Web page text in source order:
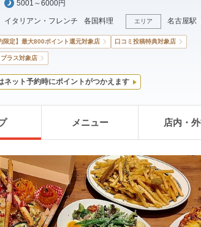
5001～6000円
イタリアン・フレンチ 各国料理 エリア 名古屋駅
限定】最大800ポイント還元対象店 口コミ投稿特典対象店
ラス対象店
ネット予約時にポイントがつかえます
メニュー 店内・